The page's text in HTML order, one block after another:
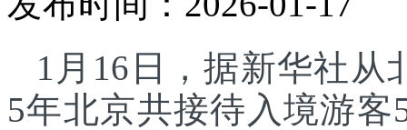
1月16日，据新华社从
5年北京共接待入境游客